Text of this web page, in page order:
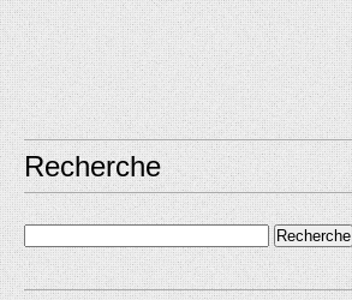
Recherche